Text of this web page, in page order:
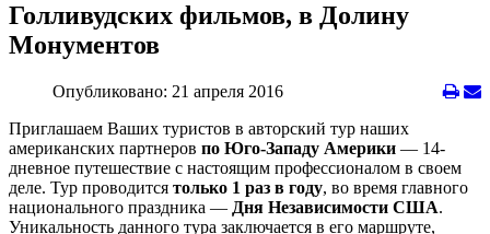
Голливудских фильмов, в Долину
Монументов
Опубликовано: 21 апреля 2016
Приглашаем Ваших туристов в авторский тур наших
американских партнеров по Юго-Западу Америки — 14-
дневное путешествие с настоящим профессионалом в своем
деле. Тур проводится только 1 раз в году, во время главного
национального праздника — Дня Независимости США.
Уникальность данного тура заключается в его маршруте,